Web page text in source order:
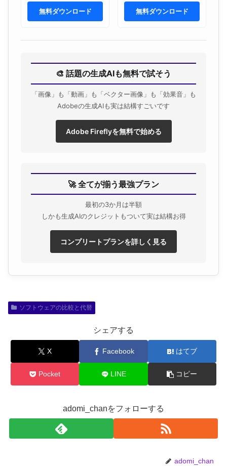
無料ダウンロード 無料ダウンロード
🎨 話題の生成AIも無料で試そう
「画像」も「動画」も「ベクター画像」も「効果音」も
Adobeの生成AIも実は結構すごいです
Adobe Fireflyを無料で始める
🚀 全てが揃う最強プラン
最初の3か月は半額
しかも生成AIのクレジットもついて実は結構お得
コンプリートプランを詳しく見る
ソフトウェアの比較と代替
シェアする
X Facebook はてブ
Pocket LINE コピー
adomi_chanをフォローする
adomi_chan